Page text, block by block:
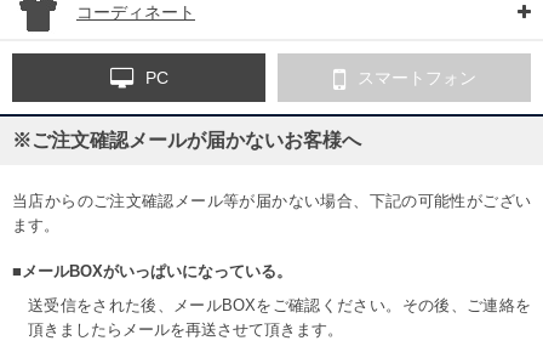
コーディネート
PC スマートフォン
※ご注文確認メールが届かないお客様へ
当店からのご注文確認メール等が届かない場合、下記の可能性がござい
ます。
■メールBOXがいっぱいになっている。
送受信をされた後、メールBOXをご確認ください。その後、ご連絡を
頂きましたらメールを再送させて頂きます。